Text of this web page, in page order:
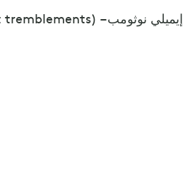
ذهول ورهبة ( Stupeur et tremblements) – إيميلي نوثومب